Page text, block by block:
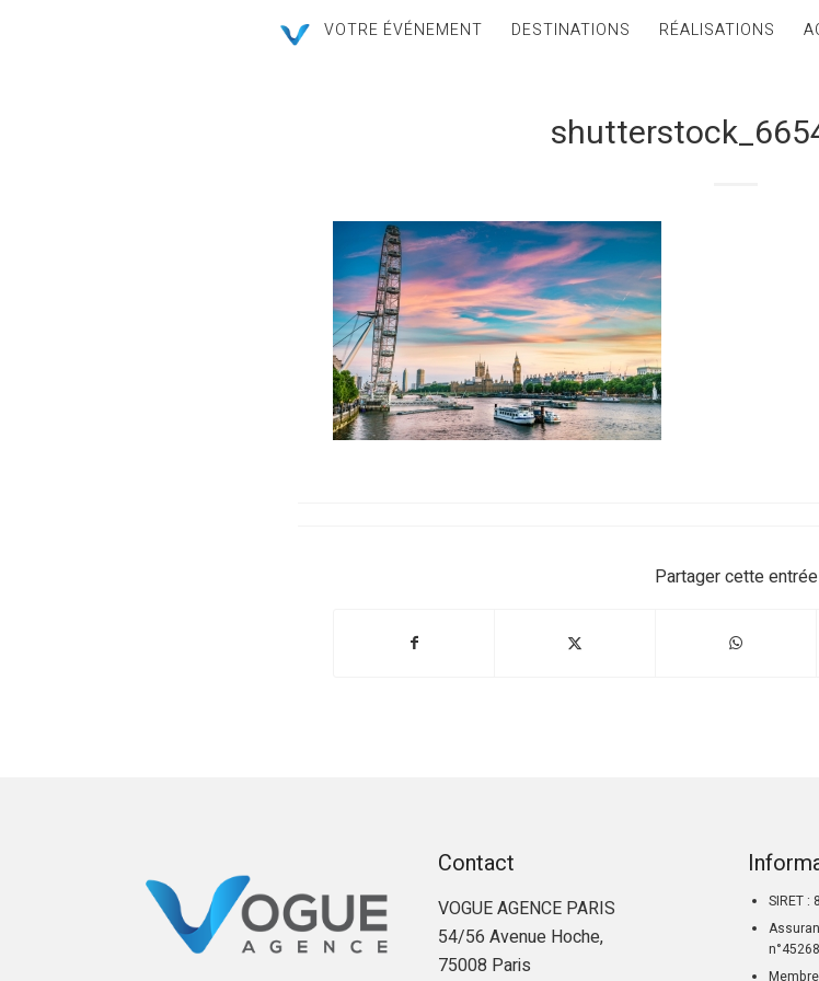
VOTRE ÉVÉNEMENT DESTINATIONS RÉALISATIONS
Partager cette entrée
Contact
VOGUE AGENCE PARIS
54/56 Avenue Hoche,
75008 Paris
SIRET :